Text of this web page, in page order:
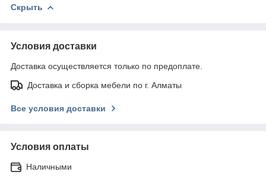
Скрыть
Условия доставки
Доставка осуществляется только по предоплате.
Доставка и сборка мебели по г. Алматы
Все условия доставки
Условия оплаты
Наличными